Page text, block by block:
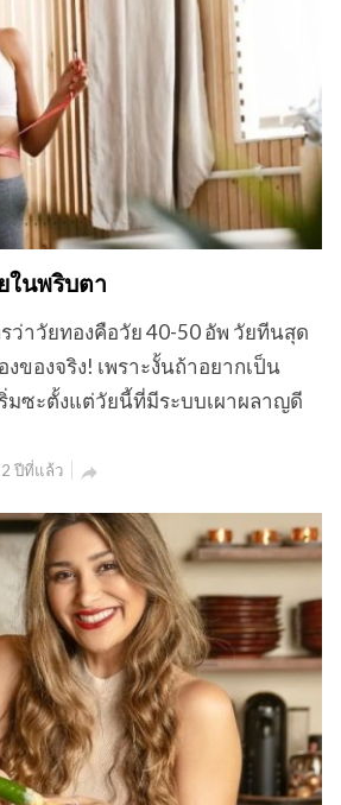
ในพริบตา
ว่าวัยทองคือวัย 40-50 อัพ วัยทีนสุด
ของจริง! เพราะงั้นถ้าอยากเป็น
มซะตั้งแต่วัยนี้ที่มีระบบเผาผลาญดี
2 ปีที่แล้ว 